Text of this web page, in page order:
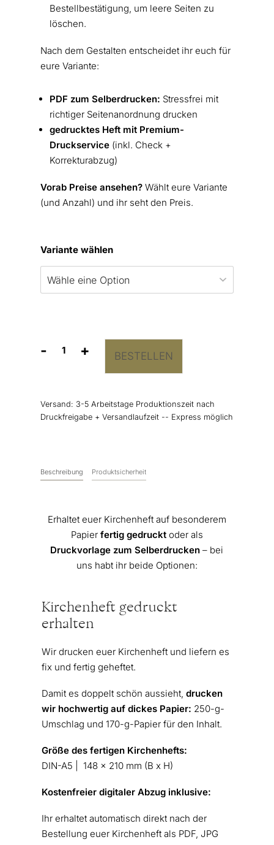
Bestellbestätigung, um leere Seiten zu
löschen.
Nach dem Gestalten entscheidet ihr euch für
eure Variante:
PDF zum Selberdrucken: Stressfrei mit
richtiger Seitenanordnung drucken
gedrucktes Heft mit Premium-
Druckservice(inkl. Check +
Korrekturabzug)
Vorab Preise ansehen?Wählt eure Variante
(und Anzahl) und ihr seht den Preis.
Variante wählen
-
Kirchenheft
+ BESTELLEN
Versand: 3-5 Arbeitstage Produktionszeit nach
Druckfreigabe + Versandlaufzeit -- Express möglich
Beschreibung Produktsicherheit
Erhaltet euer Kirchenheft auf besonderem
Papier fertig gedrucktoder als
Druckvorlage zum Selberdrucken – bei
uns habt ihr beide Optionen:
Kirchenheft gedruckt
erhalten
Wir drucken euer Kirchenheft und liefern es
fix und fertig geheftet.
Damit es doppelt schön aussieht, drucken
wir hochwertig auf dickes Papier: 250-g-
Umschlag und 170-g-Papier für den Inhalt.
Größe des fertigen Kirchenhefts:
DIN-A5 | 148 x 210 mm (B x H)
Kostenfreier digitaler Abzug inklusive:
Ihr erhaltet automatisch direkt nach der
Bestellung euer Kirchenheft als PDF, JPG